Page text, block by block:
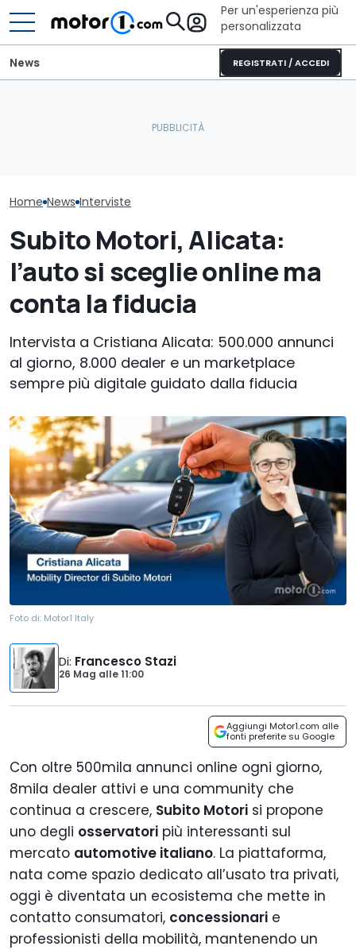
Per un'esperienza più
personalizzata
REGISTRATI / ACCEDI
News
Home News Interviste
Subito Motori, Alicata:
l’auto si sceglie online ma
conta la fiducia
Intervista a Cristiana Alicata: 500.000 annunci
al giorno, 8.000 dealer e un marketplace
sempre più digitale guidato dalla fiducia
Foto di: Motor1 Italy
Di: Francesco Stazi
26 Mag alle11:00
Aggiungi Motor1.com alle
fonti preferite su Google
Con oltre 500mila annunci online ogni giorno,
8mila dealer attivi e una community che
continua a crescere, Subito Motori si propone
uno degli osservatori più interessanti sul
mercato automotive italiano. La piattaforma,
nata come spazio dedicato all’usato tra privati,
oggi è diventata un ecosistema che mette in
contatto consumatori, concessionari e
professionisti della mobilità, mantenendo un